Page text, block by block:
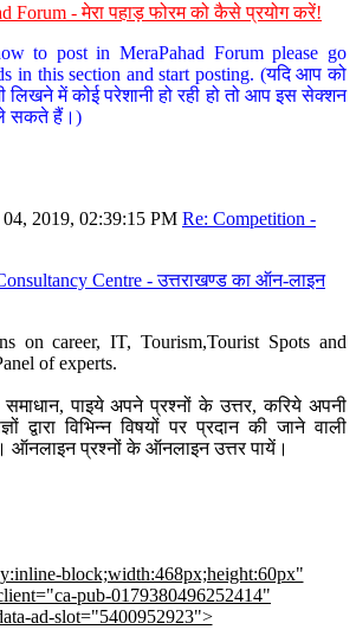
Forum - मेरा पहाड़ फोरम को कैसे प्रयोग करें!
to post in MeraPahad Forum please go
in this section and start posting. (यदि आप को
लिखने में कोई परेशानी हो रही हो तो आप इस सेक्शन
सकते हैं।)
2019, 02:39:15 PM Re: Competition -
Centre - उत्तराखण्ड का ऑन-लाइन
on career, IT, Tourism,Tourist Spots and
of experts.
पाइये अपने प्रश्नों के उत्तर, करिये अपनी
द्वारा विभिन्न विषयों पर प्रदान की जाने वाली
ऑनलाइन प्रश्नों के ऑनलाइन उत्तर पायें।
block;width:468px;height:60px"
pub-0179380496252414"
ad-slot="5400952923">